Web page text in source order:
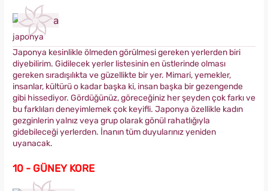
japonya
Japonya kesinlikle ölmeden görülmesi gereken yerlerden biri
diyebilirim. Gidilecek yerler listesinin en üstlerinde olması
gereken sıradışılıkta ve güzellikte bir yer. Mimari, yemekler,
insanlar, kültürü o kadar başka ki, insan başka bir gezengende
gibi hissediyor. Gördüğünüz, göreceğiniz her şeyden çok farkı ve
bu farklıları deneyimlemek çok keyifli. Japonya özellikle kadın
gezginlerin yalnız veya grup olarak gönül rahatlığıyla
gidebileceği yerlerden. İnanın tüm duyularınız yeniden
uyanacak.
10 - GÜNEY KORE